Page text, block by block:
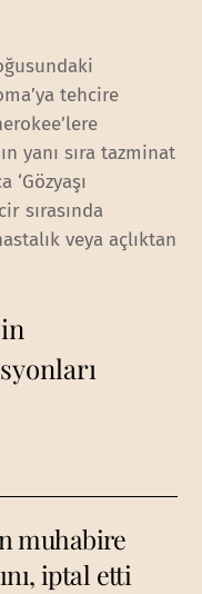
tehcire
yanı sıra tazminat
sırasında
veya açlıktan
muhabire
iptal etti